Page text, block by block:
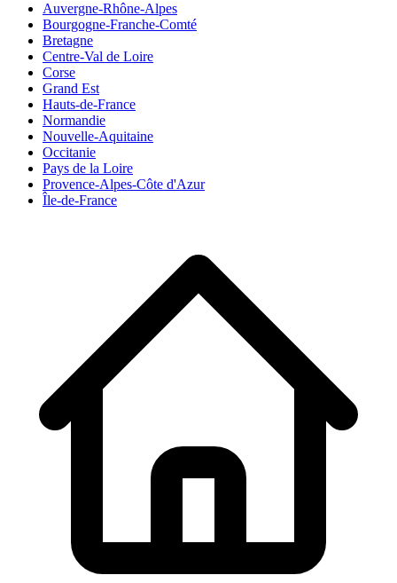
Auvergne-Rhône-Alpes
Bourgogne-Franche-Comté
Bretagne
Centre-Val de Loire
Corse
Grand Est
Hauts-de-France
Normandie
Nouvelle-Aquitaine
Occitanie
Pays de la Loire
Provence-Alpes-Côte d'Azur
Île-de-France